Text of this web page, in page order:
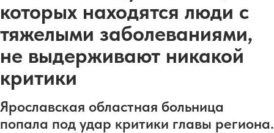
которых находятся люди с
тяжелыми заболеваниями,
не выдерживают никакой
критики
Ярославская областная больница
попала под удар критики главы региона.